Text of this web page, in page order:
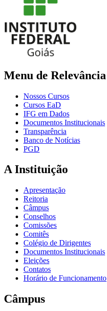
Menu de Relevância
Nossos Cursos
Cursos EaD
IFG em Dados
Documentos Institucionais
Transparência
Banco de Notícias
PGD
A Instituição
Apresentação
Reitoria
Câmpus
Conselhos
Comissões
Comitês
Colégio de Dirigentes
Documentos Institucionais
Eleições
Contatos
Horário de Funcionamento
Câmpus